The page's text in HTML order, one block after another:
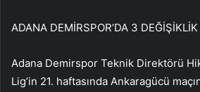
ADANA DEMİRSPOR’DA 3 DEĞİŞİKLİK
Adana Demirspor Teknik Direktörü
Lig’in 21. haftasında Ankaragücü